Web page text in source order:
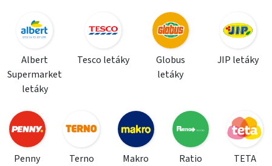
Albert
Supermarket
letáky
Tesco letáky
Globus
letáky
JIP letáky
Penny
Terno
Makro
Ratio
TETA